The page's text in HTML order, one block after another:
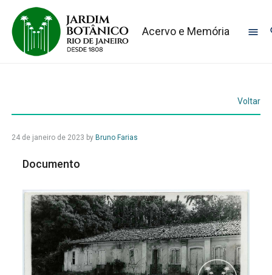
Acervo e Memória
Voltar
24 de janeiro de 2023 by Bruno Farias
Documento